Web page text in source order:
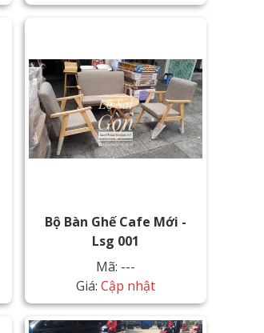
Bộ Bàn Ghế Cafe Mới -
Lsg 001
Mã: ---
Giá: Cập nhật